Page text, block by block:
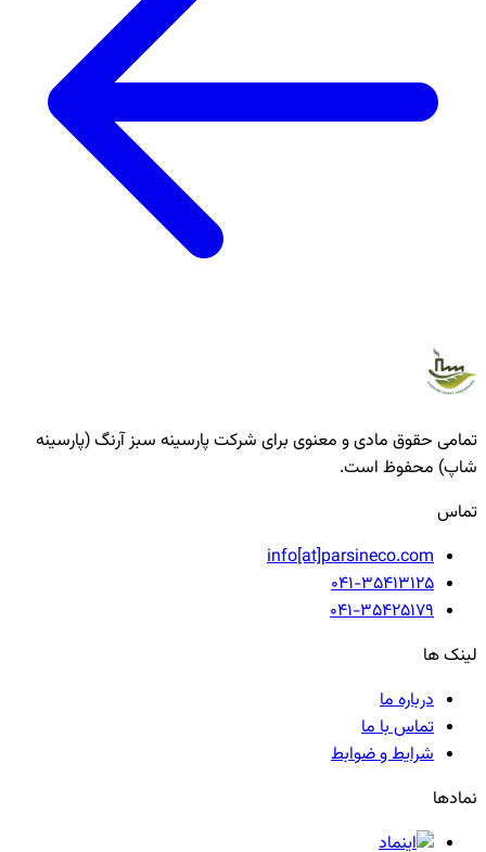
تمامی حقوق مادی و معنوی برای شرکت پارسینه سبز آرنگ (پارسینه
شاپ) محفوظ است.
تماس
info[at]parsineco.com
041-35413125
041-35425179
لینک ها
درباره ما
تماس با ما
شرایط و ضوابط
نمادها